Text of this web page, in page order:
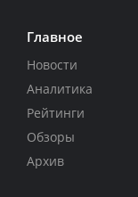
Главное
Новости
Аналитика
Рейтинги
Обзоры
Архив